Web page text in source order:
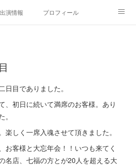
出演情報 プロフィール
日目でありました。
、初日に続いて満席のお客様。あり
楽しく一席入魂させて頂きました。
お客様と大忘年会！！いつも来てく
名店、七福の方とが20人を超える大